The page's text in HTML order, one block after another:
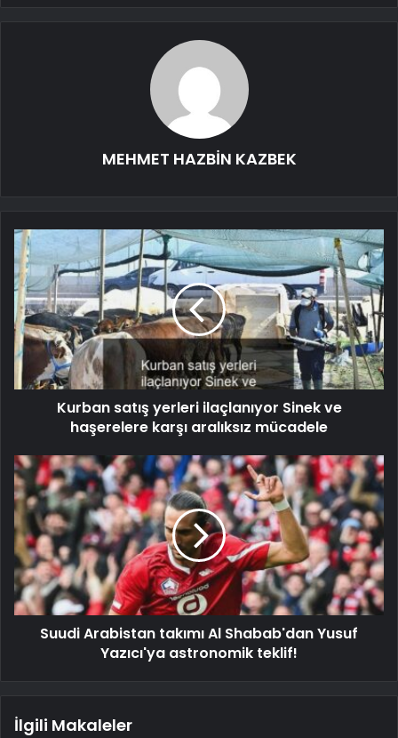
MEHMET HAZBİN KAZBEK
Kurban satış yerleri ilaçlanıyor Sinek ve
haşerelere karşı aralıksız mücadele
Suudi Arabistan takımı Al Shabab'dan Yusuf
Yazıcı'ya astronomik teklif!
İlgili Makaleler